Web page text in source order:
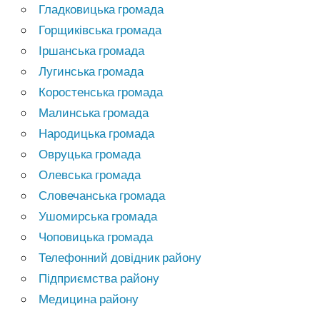
Гладковицька громада
Горщиківська громада
Іршанська громада
Лугинська громада
Коростенська громада
Малинська громада
Народицька громада
Овруцька громада
Олевська громада
Словечанська громада
Ушомирська громада
Чоповицька громада
Телефонний довідник району
Підприємства району
Медицина району